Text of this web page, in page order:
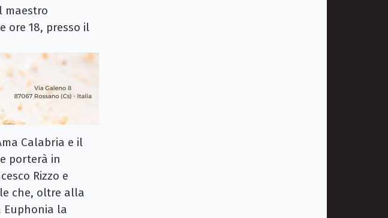
maestro
ore 18, presso il
Calabria e il
porterà in
Rizzo e
che, oltre alla
Euphonia la